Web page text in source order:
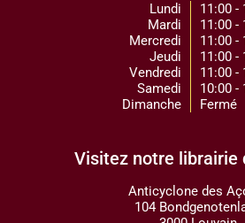
Lundi
Mardi
Mercredi
Jeudi
Vendredi
Samedi
Dimanche
11:00 -
11:00 -
11:00 -
11:00 -
11:00 -
10:00 -
Fermé
Visitez notre librairie
Anticyclone des
104